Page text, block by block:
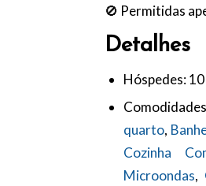
🚫 Permitidas
Detalhes
Hóspedes:10
quarto,
Cozinha
Microondas,